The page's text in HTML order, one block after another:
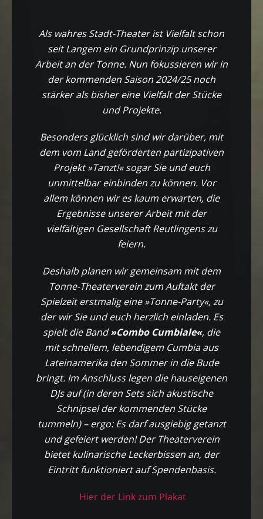
Als wahres Stadt-Theater ist Vielfalt schon
seit Langem ein Grundprinzip unserer
Arbeit an der Tonne. Nun fokussieren wir in
der kommenden Saison 2024/25 noch
stärker als bisher eine Vielfalt der Stücke
und Projekte.
Besonders glücklich sind wir darüber, mit
dem vom Land geförderten partizipativen
Projekt »Tanzt!« sogar Sie und euch
unmittelbar einbinden zu können. Vor
allem können wir es kaum erwarten, die
Ergebnisse unserer Arbeit mit der
vielfältigen Gesellschaft Reutlingens zu
feiern.
Deshalb planen wir gemeinsam mit dem
Tonne-Theaterverein zum Auftakt der
Spielzeit erstmalig eine »Tonne-Party«, zu
der wir Sie und euch herzlich einladen. Es
spielt die Band»Combo Cumbiale«, die
mit schnellem, lebendigem Cumbia aus
Lateinamerika den Sommer in die Bude
bringt. Im Anschluss legen die hauseigenen
DJs auf (in deren Sets sich akustische
Schnipsel der kommenden Stücke
tummeln) – ergo: Es darf ausgiebig getanzt
und gefeiert werden! Der Theaterverein
bietet kulinarische Leckerbissen an, der
Eintritt funktioniert auf Spendenbasis.
Hier der Link zum Plakat